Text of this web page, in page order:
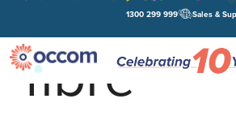
Sales &
1300 299 999
fibre